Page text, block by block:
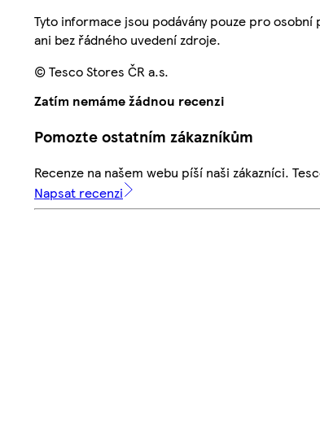
Tyto informace jsou podávány pouze pro
ani bez řádného uvedení zdroje.
© Tesco Stores ČR a.s.
Zatím nemáme žádnou recenzi
Pomozte ostatním zákazníkům
Recenze na našem webu píší naši zákazníci.
Napsat recenzi